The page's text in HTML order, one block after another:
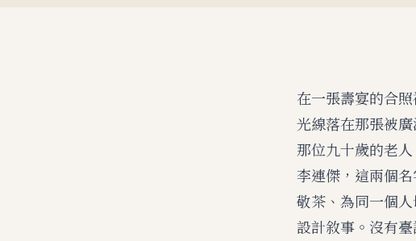
在一張壽宴的合照
光線落在那張被
那位九十歲的老
李連傑，這兩個
敬茶、為同一個
設計敘事。沒有